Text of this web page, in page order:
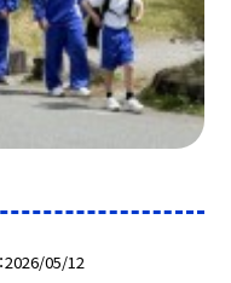
2026/05/12